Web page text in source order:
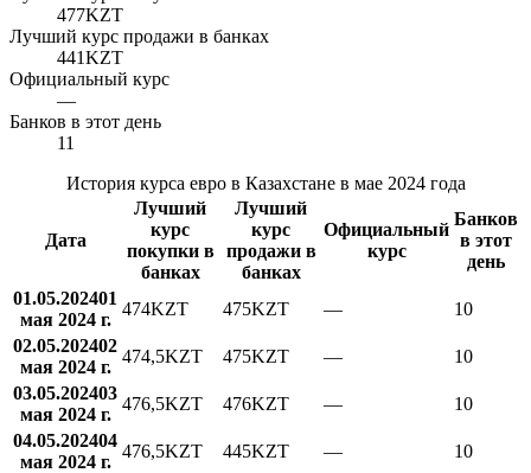
477KZT
Лучший курс продажи в банках
441KZT
Официальный курс
—
Банков в этот день
11
История курса евро в Казахстане в мае 2024 года
Дата
Лучший
курс
покупки в
банках
Лучший
курс
продажи в
банках
Официальный
курс
Банков
в этот
день
01.05.202401
мая 2024 г.
474KZT 475KZT —
10
02.05.202402
мая 2024 г.
474,5KZT 475KZT —
10
03.05.202403
мая 2024 г.
476,5KZT 476KZT —
10
04.05.202404
мая 2024 г.
476,5KZT 445KZT —
10